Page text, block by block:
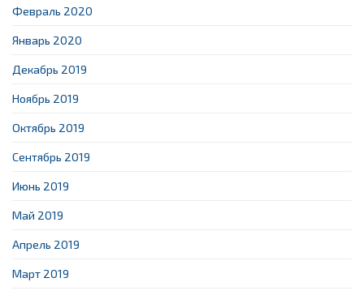
Февраль 2020
Январь 2020
Декабрь 2019
Ноябрь 2019
Октябрь 2019
Сентябрь 2019
Июнь 2019
Май 2019
Апрель 2019
Март 2019